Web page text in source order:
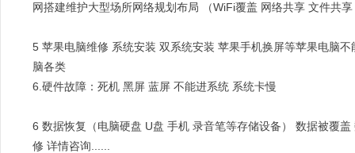
网搭建维护大型场所网络规划布局 （WiFi覆盖 网络共享 文件共
5 苹果电脑维修 系统安装 双系统安装 苹果手机换屏等苹果电脑
脑各类
6.硬件故障：死机 黑屏 蓝屏 不能进系统 系统卡慢
6 数据恢复（电脑硬盘 U盘 手机 录音笔等存储设备） 数据被覆
修 详情咨询......